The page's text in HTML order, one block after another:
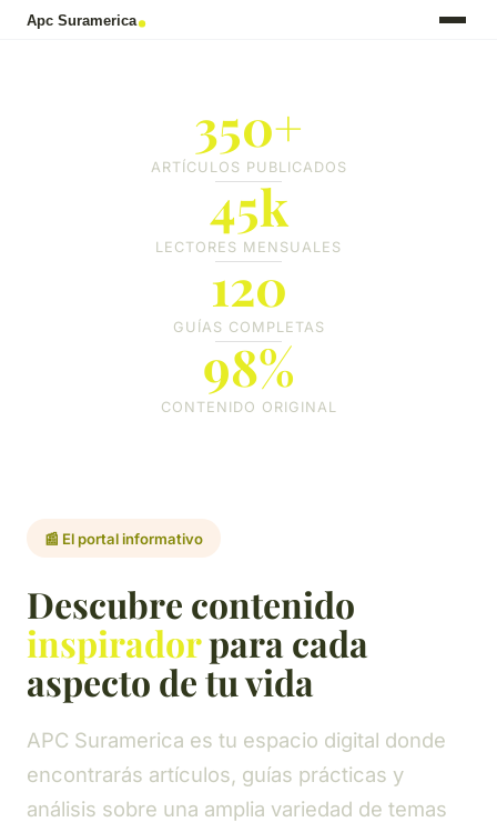
350+
ARTÍCULOS PUBLICADOS
45k
LECTORES MENSUALES
120
GUÍAS COMPLETAS
98%
CONTENIDO ORIGINAL
📰 El portal informativo
Descubre contenido
inspiradorpara cada
aspecto de tu vida
APC Suramerica es tu espacio digital donde
encontrarás artículos, guías prácticas y
análisis sobre una amplia variedad de temas